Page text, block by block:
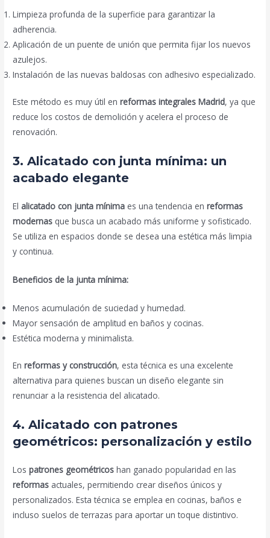
Limpieza profunda de la superficie para garantizar la
adherencia.
Aplicación de un puente de unión que permita fijar los nuevos
azulejos.
Instalación de las nuevas baldosas con adhesivo especializado.
Este método es muy útil enreformas integrales Madrid, ya que
reduce los costos de demolición y acelera el proceso de
renovación.
3. Alicatado con junta mínima: un
acabado elegante
El alicatado con junta mínima es una tendencia enreformas
modernas que busca un acabado más uniforme y sofisticado.
Se utiliza en espacios donde se desea una estética más limpia
y continua.
Beneficios de la junta mínima:
Menos acumulación de suciedad y humedad.
Mayor sensación de amplitud en baños y cocinas.
Estética moderna y minimalista.
Enreformas y construcción, esta técnica es una excelente
alternativa para quienes buscan un diseño elegante sin
renunciar a la resistencia del alicatado.
4. Alicatado con patrones
geométricos: personalización y estilo
Lospatrones geométricos han ganado popularidad en las
reformas actuales, permitiendo crear diseños únicos y
personalizados. Esta técnica se emplea en cocinas, baños e
incluso suelos de terrazas para aportar un toque distintivo.